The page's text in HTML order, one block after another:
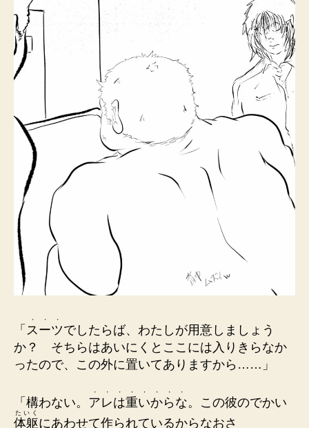
「 ス
・
ー
・
ツ
・
でしたらば、わたしが用意しましょう
か？ そちらはあいにくとここには入りきらなか
ったので、この外に置いてありますから……」
「構わない。 ア
・
レ
・
は
・
重
・
い
・
か
・
ら
・
な
・
。この彼のでかい
体躯
たいく
にあわせて作られているからなおさ